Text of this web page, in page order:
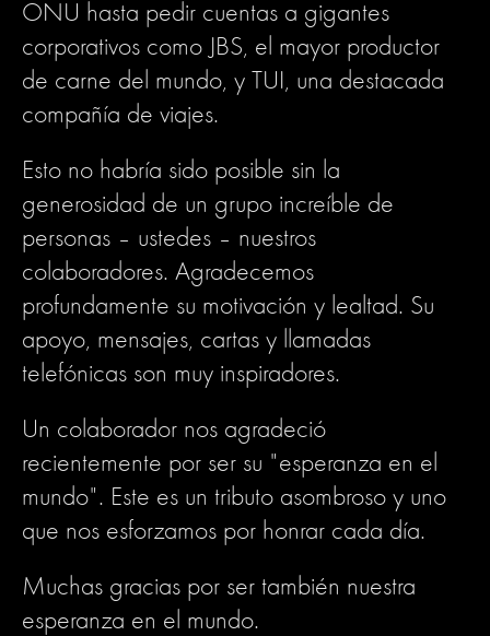
ONU hasta pedir cuentas a gigantes
corporativos como JBS, el mayor productor
de carne del mundo, y TUI, una destacada
compañía de viajes.
Esto no habría sido posible sin la
generosidad de un grupo increíble de
personas – ustedes – nuestros
colaboradores. Agradecemos
profundamente su motivación y lealtad. Su
apoyo, mensajes, cartas y llamadas
telefónicas son muy inspiradores.
Un colaborador nos agradeció
recientemente por ser su "esperanza en el
mundo". Este es un tributo asombroso y uno
que nos esforzamos por honrar cada día.
Muchas gracias por ser también nuestra
esperanza en el mundo.